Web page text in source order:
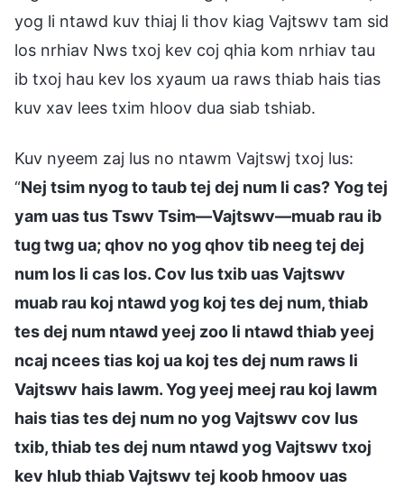
yog li ntawd kuv thiaj li thov kiag Vajtswv tam sid
los nrhiav Nws txoj kev coj qhia kom nrhiav tau
ib txoj hau kev los xyaum ua raws thiab hais tias
kuv xav lees txim hloov dua siab tshiab.
Kuv nyeem zaj lus no ntawm Vajtswj txoj lus:
“Nej tsim nyog to taub tej dej num li cas? Yog tej
yam uas tus Tswv Tsim—Vajtswv—muab rau ib
tug twg ua; qhov no yog qhov tib neeg tej dej
num los li cas los. Cov lus txib uas Vajtswv
muab rau koj ntawd yog koj tes dej num, thiab
tes dej num ntawd yeej zoo li ntawd thiab yeej
ncaj ncees tias koj ua koj tes dej num raws li
Vajtswv hais lawm. Yog yeej meej rau koj lawm
hais tias tes dej num no yog Vajtswv cov lus
txib, thiab tes dej num ntawd yog Vajtswv txoj
kev hlub thiab Vajtswv tej koob hmoov uas